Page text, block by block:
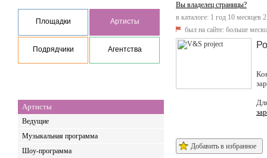
Площадки Артисты
Подрядчики Агентства
Артисты
Ведущие
Музыкальная программа
Шоу-программа
Вы владелец страницы?
в каталоге: 1 год 10 месяцев
был на сайте: больше
Добавить в избранное